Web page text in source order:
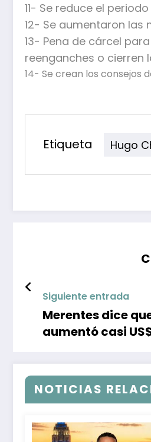
11- Se reduce el
12- Se aumentaron las
13- Pena de cárcel
reenganches o cierren
14- Se crean los consejos
Etiqueta Hugo
Siguiente entrada
Merentes dice
aumentó casi
NOTICIAS